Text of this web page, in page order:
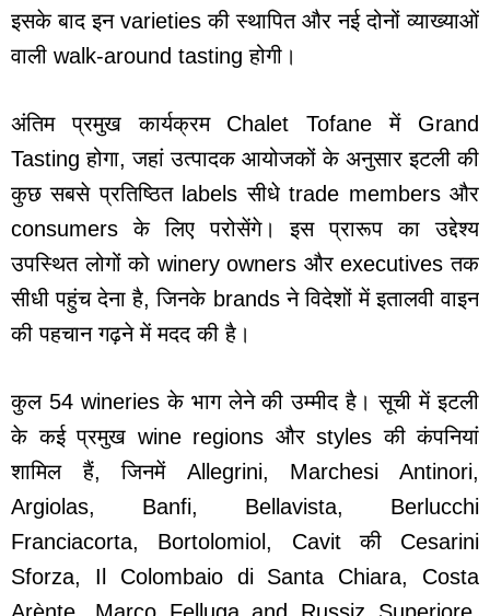
इसके बाद इन varieties की स्थापित और नई दोनों व्याख्याओं
वाली walk-around tasting होगी।
अंतिम प्रमुख कार्यक्रम Chalet Tofane में Grand
Tasting होगा, जहां उत्पादक आयोजकों के अनुसार इटली की
कुछ सबसे प्रतिष्ठित labels सीधे trade members और
consumers के लिए परोसेंगे। इस प्रारूप का उद्देश्य
उपस्थित लोगों को winery owners और executives तक
सीधी पहुंच देना है, जिनके brands ने विदेशों में इतालवी वाइन
की पहचान गढ़ने में मदद की है।
कुल 54 wineries के भाग लेने की उम्मीद है। सूची में इटली
के कई प्रमुख wine regions और styles की कंपनियां
शामिल हैं, जिनमें Allegrini, Marchesi Antinori,
Argiolas, Banfi, Bellavista, Berlucchi
Franciacorta, Bortolomiol, Cavit की Cesarini
Sforza, Il Colombaio di Santa Chiara, Costa